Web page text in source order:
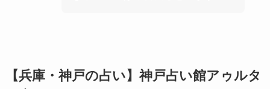
【兵庫・神戸の占い】神戸占い館アゥルタ